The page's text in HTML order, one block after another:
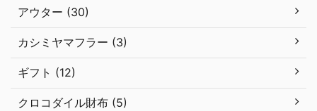
アウター (30)
カシミヤマフラー (3)
ギフト (12)
クロコダイル財布 (5)